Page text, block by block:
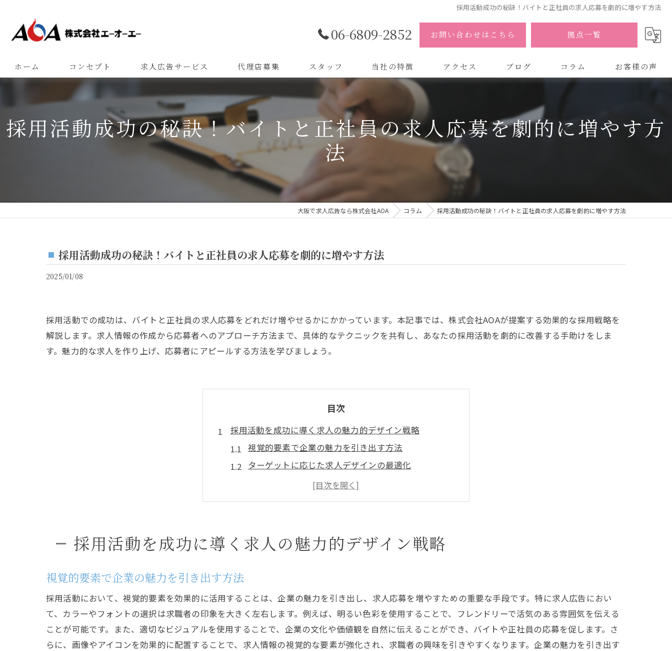
採用活動成功の秘訣！バイトと正社員の求人応募を劇的に増やす方法
06-6809-2852 お問い合わせはこちら 拠点一覧
ホーム コンセプト 求人広告サービス 代理店募集 スタッフ 当社の特徴
代理店
制作
アクセス
株式会社AOA 東京 渋谷オフィス
株式会社AOA 南森町オフィス
ブログ コラム お客様の声
採用活動成功の秘訣！バイトと正社員の求人応募を劇的に増やす方
法
大阪で求人広告なら株式会社AOA コラム 採用活動成功の秘訣！バイトと正社員の求人応募を劇的に増やす方法
採用活動成功の秘訣！バイトと正社員の求人応募を劇的に増やす方法
2025/01/08
採用活動での成功は、バイトと正社員の求人応募をどれだけ増やせるかにかかっています。本記事では、株式会社AOAが提案する効果的な採用戦略を
解説します。求人情報の作成から応募者へのアプローチ方法まで、具体的なテクニックを共有し、あなたの採用活動を劇的に改善する手助けをしま
す。魅力的な求人を作り上げ、応募者にアピールする方法を学びましょう。
目次
採用活動を成功に導く求人の魅力的デザイン戦略
視覚的要素で企業の魅力を引き出す方法
ターゲットに応じた求人デザインの最適化
効果的なグラフィックデザインで印象を強化
コンテンツとビジュアルの統合がもたらす効果
最新トレンドを取り入れた求人広告の提案
バイトと正社員応募者を引き付ける採用活動の秘訣
多様性を生かした採用メッセージの工夫
応募者のフィードバックを活かす改善策
企業文化を告知する効果的な方法
採用活動を成功に導く求人の魅力的デザイン戦略
視覚的要素で企業の魅力を引き出す方法
採用活動において、視覚的要素を効果的に活用することは、企業の魅力を引き出し、求人応募を増やすための重要な手段です。特に求人広告におい
て、カラーやフォントの選択は求職者の印象を大きく左右します。例えば、明るい色彩を使用することで、フレンドリーで活気のある雰囲気を伝える
ことが可能です。また、適切なビジュアルを使用することで、企業の文化や価値観を自然に伝えることができ、バイトや正社員の応募を促します。さ
らに、画像やアイコンを効果的に配置することで、求人情報の視覚的な要素が強化され、求職者の興味を引きやすくなります。企業の魅力を引き出す